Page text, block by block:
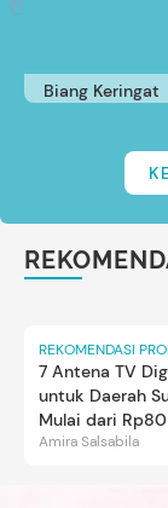
Biang Keringat
REKOMENDASI
7 Antena TV
untuk Daerah
Mulai dari
Amira Salsabila